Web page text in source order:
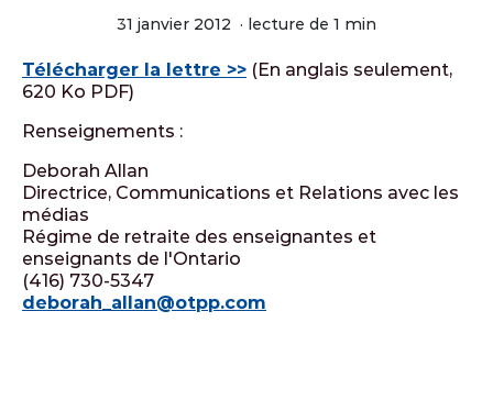
31 janvier 2012 · lecture de 1 min
Télécharger la lettre >> (En anglais seulement,
620 Ko PDF)
Renseignements :
Deborah Allan
Directrice, Communications et Relations avec les
médias
Régime de retraite des enseignantes et
enseignants de l'Ontario
(416) 730-5347
deborah_allan@otpp.com